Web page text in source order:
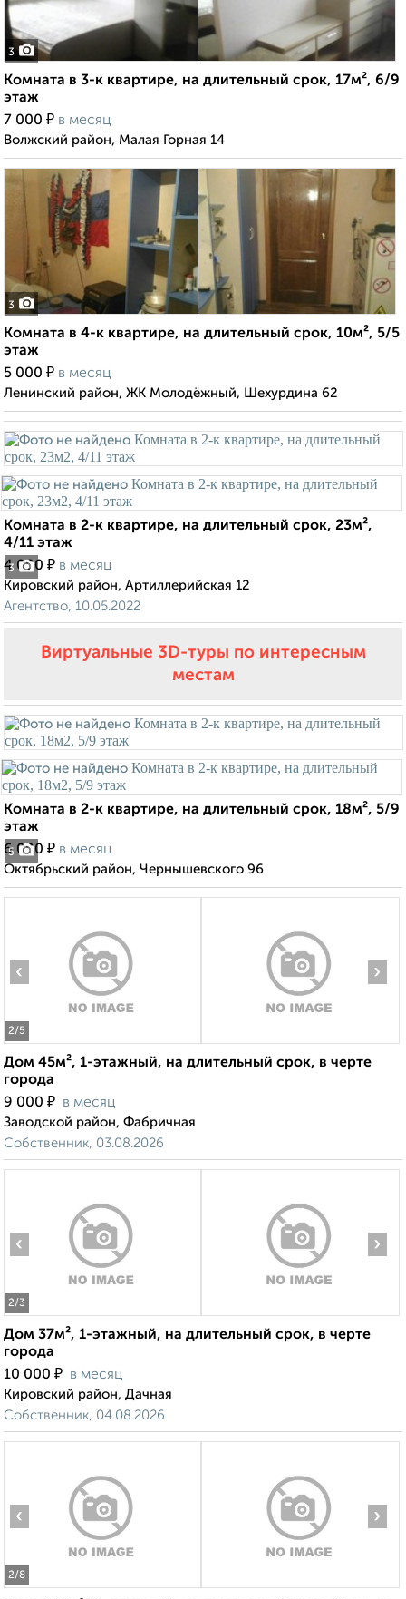
3
Комната в 3-к квартире, на длительный срок, 17м², 6/9
этаж
7 000 ₽ в месяц
Волжский район, Малая Горная 14
3
Комната в 4-к квартире, на длительный срок, 10м², 5/5
этаж
5 000 ₽ в месяц
Ленинский район, ЖК Молодёжный, Шехурдина 62
3
Комната в 2-к квартире, на длительный срок, 23м²,
4/11 этаж
4 000 ₽ в месяц
Кировский район, Артиллерийская 12
Агентство, 10.05.2022
Виртуальные 3D-туры по интересным
местам
5
Комната в 2-к квартире, на длительный срок, 18м², 5/9
этаж
6 000 ₽ в месяц
Октябрьский район, Чернышевского 96
2/5
‹ ›
Дом 45м², 1-этажный, на длительный срок, в черте
города
9 000 ₽ в месяц
Заводской район, Фабричная
Собственник, 03.08.2026
2/3
‹ ›
Дом 37м², 1-этажный, на длительный срок, в черте
города
10 000 ₽ в месяц
Кировский район, Дачная
Собственник, 04.08.2026
2/8
‹ ›